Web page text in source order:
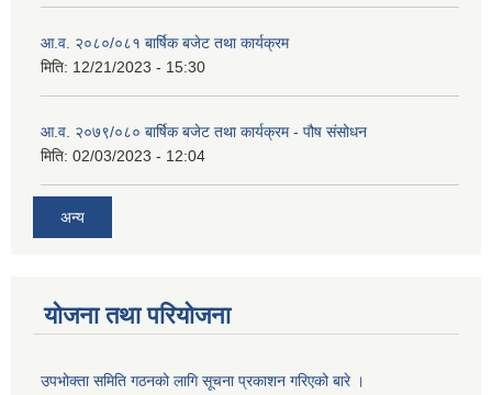
आ.व. २०८०/०८१ बार्षिक बजेट तथा कार्यक्रम
मिति: 12/21/2023 - 15:30
आ.व. २०७९/०८० बार्षिक बजेट तथा कार्यक्रम - पौष संसोधन
मिति: 02/03/2023 - 12:04
अन्य
योजना तथा परियोजना
उपभोक्ता समिति गठनको लागि सूचना प्रकाशन गरिएको बारे ।